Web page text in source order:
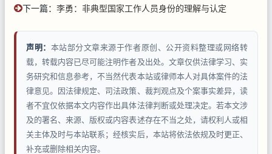
下一篇： 李勇：非典型国家工作人员身份的理解与认定
声明： 本站部分文章来源于作者原创、公开资料整理或网络转
载，转载内容已尽可能注明作者及出处。文章仅供法律学习、实
务研究和信息参考，不当然代表本站或律师本人对具体案件的法
律意见。因法律规定、司法政策、裁判观点及个案事实差异，读
者不宜仅依据本文内容作出具体法律判断或处理决定。若本文涉
及的署名、来源、版权或内容表述存在不当之处，请权利人或相
关主体及时与本站联系；经核实后，本站将依法依规及时更正、
补充或删除相关内容。